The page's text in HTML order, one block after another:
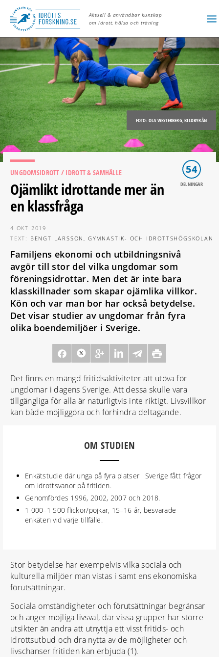
Aktuell & användbar kunskap
om idrott, hälsa och träning
FOTO: OLA WESTERBERG, BILDBYRÅN
54
DELNINGAR
UNGDOMSIDROTT / IDROTT & SAMHÄLLE
Ojämlikt idrottande mer än
en klassfråga
4 OKT 2019
TEXT: BENGT LARSSON, GYMNASTIK- OCH IDROTTSHÖGSKOLAN
Familjens ekonomi och utbildningsnivå
avgör till stor del vilka ungdomar som
föreningsidrottar. Men det är inte bara
klasskillnader som skapar ojämlika villkor.
Kön och var man bor har också betydelse.
Det visar studier av ungdomar från fyra
olika boendemiljöer i Sverige.
Det finns en mängd fritidsaktiviteter att utöva för
ungdomar i dagens Sverige. Att dessa skulle vara
tillgängliga för alla är naturligtvis inte riktigt. Livsvillkor
kan både möjliggöra och förhindra deltagande.
OM STUDIEN
Enkätstudie där unga på fyra platser i Sverige fått frågor
om idrottsvanor på fritiden.
Genomfördes 1996, 2002, 2007 och 2018.
1 000–1 500 flickor/pojkar, 15–16 år, besvarade
enkäten vid varje tillfälle.
Stor betydelse har exempelvis vilka sociala och
kulturella miljöer man vistas i samt ens ekonomiska
förutsättningar.
Sociala omständigheter och förutsättningar begränsar
och anger möjliga livsval, där vissa grupper har större
utsikter än andra att utnyttja ett visst fritids- och
idrottsutbud och dra nytta av de möjligheter och
livschanser fritiden kan erbjuda (1).